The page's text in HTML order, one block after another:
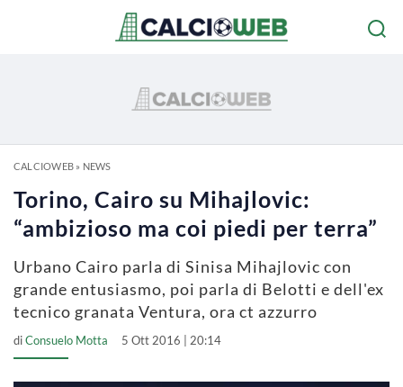
CALCIOWEB» NEWS
Torino, Cairo su Mihajlovic:
“ambizioso ma coi piedi per terra”
Urbano Cairo parla di Sinisa Mihajlovic con
grande entusiasmo, poi parla di Belotti e dell'ex
tecnico granata Ventura, ora ct azzurro
diConsuelo Motta 5 Ott 2016 | 20:14